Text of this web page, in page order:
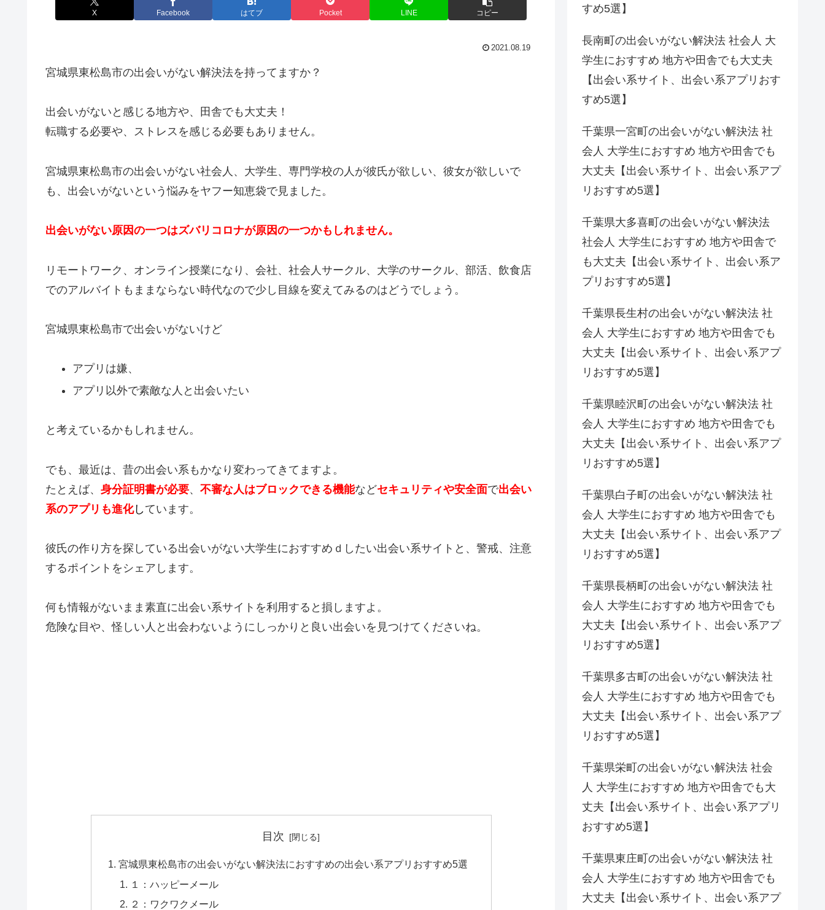
X Facebook はてブ Pocket LINE コピー
2021.08.19
宮城県東松島市の出会いがない解決法を持ってますか？
出会いがないと感じる地方や、田舎でも大丈夫！
転職する必要や、ストレスを感じる必要もありません。
宮城県東松島市の出会いがない社会人、大学生、専門学校の人が彼氏が欲しい、彼女が欲しいで
も、出会いがないという悩みをヤフー知恵袋で見ました。
出会いがない原因の一つはズバリコロナが原因の一つかもしれません。
リモートワーク、オンライン授業になり、会社、社会人サークル、大学のサークル、部活、飲食店
でのアルバイトもままならない時代なので少し目線を変えてみるのはどうでしょう。
宮城県東松島市で出会いがないけど
アプリは嫌、
アプリ以外で素敵な人と出会いたい
と考えているかもしれません。
でも、最近は、昔の出会い系もかなり変わってきてますよ。
たとえば、 身分証明書が必要、 不審な人はブロックできる機能などセキュリティや安全面で出会い
系のアプリも進化し ています。
彼氏の作り方を探している出会いがない大学生におすすめｄしたい出会い系サイトと、警戒、注意
するポイントをシェアします。
何も情報がないまま素直に出会い系サイトを利用すると損しますよ。
危険な目や、怪しい人と出会わないようにしっかりと良い出会いを見つけてくださいね。
目次
宮城県東松島市の出会いがない解決法におすすめの出会い系アプリおすすめ5選
１：ハッピーメール
２：ワクワクメール
すめ5選】
長南町の出会いがない解決法 社会人 大
学生におすすめ 地方や田舎でも大丈夫
【出会い系サイト、出会い系アプリおす
すめ5選】
千葉県一宮町の出会いがない解決法 社
会人 大学生におすすめ 地方や田舎でも
大丈夫【出会い系サイト、出会い系アプ
リおすすめ5選】
千葉県大多喜町の出会いがない解決法
社会人 大学生におすすめ 地方や田舎で
も大丈夫【出会い系サイト、出会い系ア
プリおすすめ5選】
千葉県長生村の出会いがない解決法 社
会人 大学生におすすめ 地方や田舎でも
大丈夫【出会い系サイト、出会い系アプ
リおすすめ5選】
千葉県睦沢町の出会いがない解決法 社
会人 大学生におすすめ 地方や田舎でも
大丈夫【出会い系サイト、出会い系アプ
リおすすめ5選】
千葉県白子町の出会いがない解決法 社
会人 大学生におすすめ 地方や田舎でも
大丈夫【出会い系サイト、出会い系アプ
リおすすめ5選】
千葉県長柄町の出会いがない解決法 社
会人 大学生におすすめ 地方や田舎でも
大丈夫【出会い系サイト、出会い系アプ
リおすすめ5選】
千葉県多古町の出会いがない解決法 社
会人 大学生におすすめ 地方や田舎でも
大丈夫【出会い系サイト、出会い系アプ
リおすすめ5選】
千葉県栄町の出会いがない解決法 社会
人 大学生におすすめ 地方や田舎でも大
丈夫【出会い系サイト、出会い系アプリ
おすすめ5選】
千葉県東庄町の出会いがない解決法 社
会人 大学生におすすめ 地方や田舎でも
大丈夫【出会い系サイト、出会い系アプ